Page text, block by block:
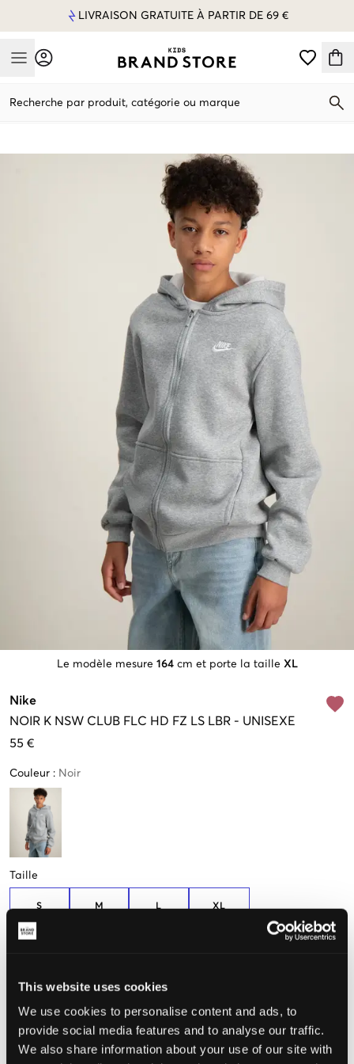
This website uses cookies
We use cookies to personalise content and ads, to
provide social media features and to analyse our traffic.
We also share information about your use of our site with
LIVRAISON GRATUITE À PARTIR DE 69 €
Mobile Menu
Recherche par produit, catégorie ou marque
Le modèle mesure 164 cm et porte la taille XL
Nike
NOIR K NSW CLUB FLC HD FZ LS LBR - UNISEXE
55 €
Couleur : Noir
Taille
S M L XL
Petit Parfait